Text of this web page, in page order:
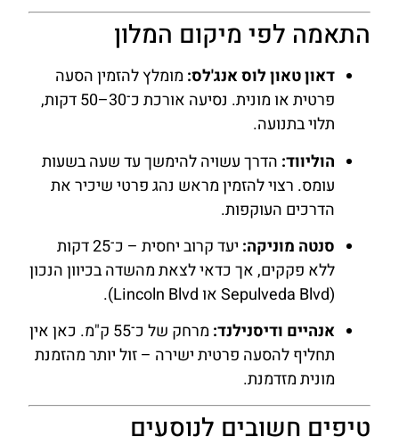
התאמה לפי מיקום המלון
דאון טאון לוס אנג'לס: מומלץ להזמין הסעה
פרטית או מונית. נסיעה אורכת כ־30–50 דקות,
תלוי בתנועה.
הוליווד: הדרך עשויה להימשך עד שעה בשעות
עומס. רצוי להזמין מראש נהג פרטי שיכיר את
הדרכים העוקפות.
סנטה מוניקה:
יעד קרוב יחסית – כ־25 דקות
ללא פקקים, אך כדאי לצאת מהשדה בכיוון הנכון
(Sepulveda Blvd או Lincoln Blvd).
אנהיים ודיסנילנד:
מרחק של כ־55 ק"מ. כאן אין
תחליף להסעה פרטית ישירה – זול יותר מהזמנת
מונית מזדמנת.
טיפים חשובים לנוסעים